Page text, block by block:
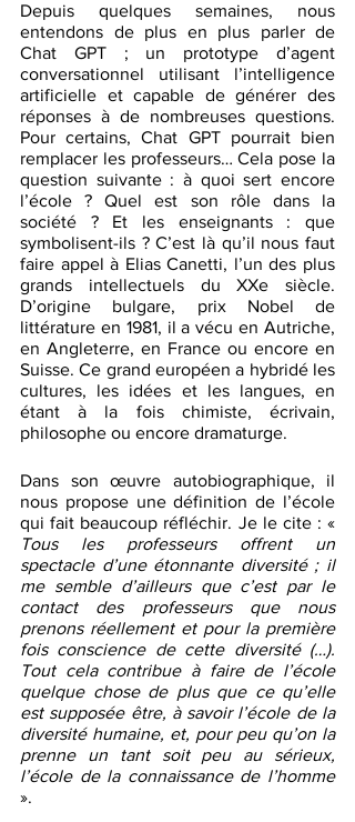
Depuis quelques semaines, nous
entendons de plus en plus parler de
Chat GPT ; un prototype d’agent
conversationnel utilisant l’intelligence
artificielle et capable de générer des
réponses à de nombreuses questions.
Pour certains, Chat GPT pourrait bien
remplacer les professeurs… Cela pose la
question suivante : à quoi sert encore
l’école ? Quel est son rôle dans la
société ? Et les enseignants : que
symbolisent-ils ? C’est là qu’il nous faut
faire appel à Elias Canetti, l’un des plus
grands intellectuels du XXe siècle.
D’origine bulgare, prix Nobel de
littérature en 1981, il a vécu en Autriche,
en Angleterre, en France ou encore en
Suisse. Ce grand européen a hybridé les
cultures, les idées et les langues, en
étant à la fois chimiste, écrivain,
philosophe ou encore dramaturge.
Dans son œuvre autobiographique, il
nous propose une définition de l’école
Tous les professeurs offrent un
spectacle d’une étonnante diversité ; il
me semble d’ailleurs que c’est par le
contact des professeurs que nous
prenons réellement et pour la première
fois conscience de cette diversité (…).
Tout cela contribue à faire de l’école
quelque chose de plus que ce qu’elle
est supposée être, à savoir l’école de la
diversité humaine, et, pour peu qu’on la
prenne un tant soit peu au sérieux,
l’école de la connaissance de l’homme
».